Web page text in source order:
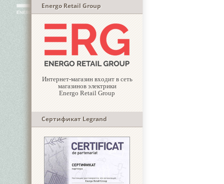
Energo Retail Group
Интернет-магазин входит в сеть
магазинов электрики
Energo Retail Group
Сертификат Legrand